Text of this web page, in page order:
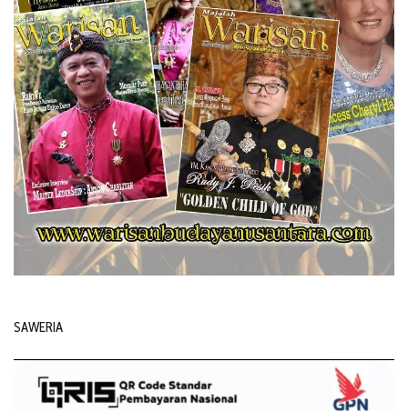
SAWERIA